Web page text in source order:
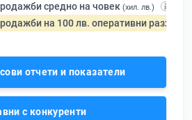
средно на човек (хил. лв.)
на 100 лв. оперативни разходи
отчети и показатели
с конкуренти